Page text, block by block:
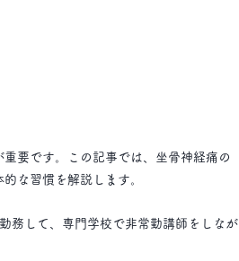
要です。この記事では、坐骨神経痛の
な習慣を解説します。
務して、専門学校で非常勤講師をしなが